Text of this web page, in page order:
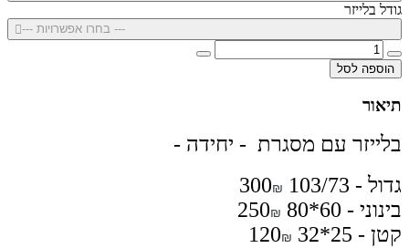
גודל בלייזר
--- בחרו אפשרויות ---
הוספה לסל
תיאור
בלייזר עם מסגרת - יחידה -
גדול - 103/73 300
₪
בינוני - 60*80 250 ₪
קטן - 25*32 120 ₪